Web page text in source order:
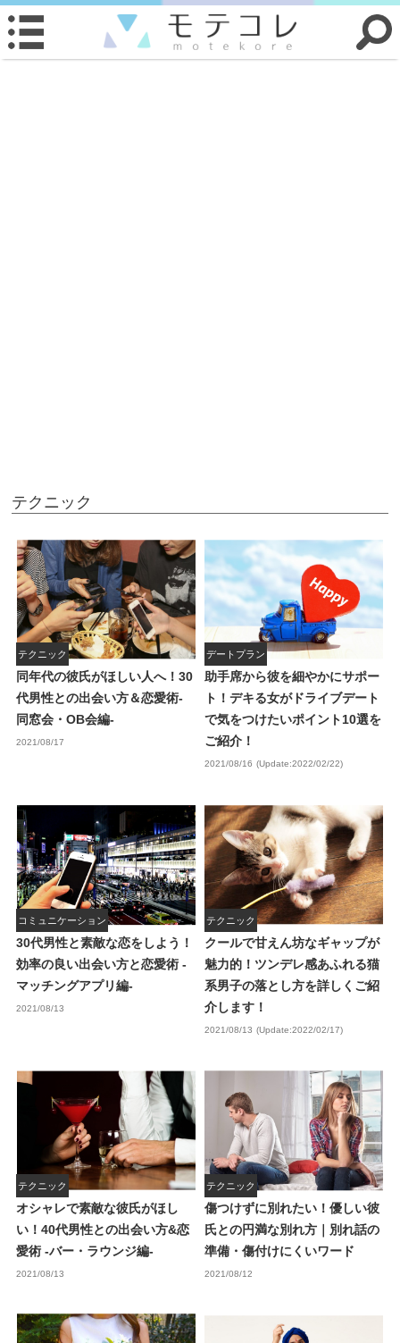
テクニック
テクニック
同年代の彼氏がほしい人へ！30
代男性との出会い方＆恋愛術-
同窓会・OB会編-
2021/08/17
デートプラン
助手席から彼を細やかにサポー
ト！デキる女がドライブデート
で気をつけたいポイント10選を
ご紹介！
2021/08/16 (Update:2022/02/22)
コミュニケーション
30代男性と素敵な恋をしよう！
効率の良い出会い方と恋愛術 -
マッチングアプリ編-
2021/08/13
テクニック
クールで甘えん坊なギャップが
魅力的！ツンデレ感あふれる猫
系男子の落とし方を詳しくご紹
介します！
2021/08/13 (Update:2022/02/17)
テクニック
オシャレで素敵な彼氏がほし
い！40代男性との出会い方&恋
愛術 -バー・ラウンジ編-
2021/08/13
テクニック
傷つけずに別れたい！優しい彼
氏との円満な別れ方｜別れ話の
準備・傷付けにくいワード
2021/08/12